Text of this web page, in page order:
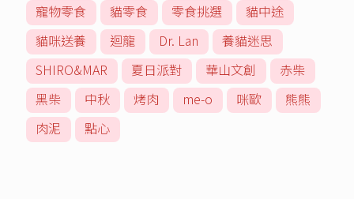
寵物零食 貓零食 零食挑選
貓中途
貓咪送養
迴龍 Dr. Lan
養貓迷思
SHIRO&MAR
夏日派對 華山文創
赤柴
黑柴
中秋 烤肉 me-o 咪歐
熊熊
肉泥
點心